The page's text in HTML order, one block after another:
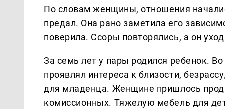
По словам женщины, отношения
предал. Она рано заметила его
поверила. Ссоры повторялись, а он
За семь лет у пары родился ребенок.
проявлял интереса к близости,
для младенца. Женщине пришлось
комиссионных. Тяжелую мебель для